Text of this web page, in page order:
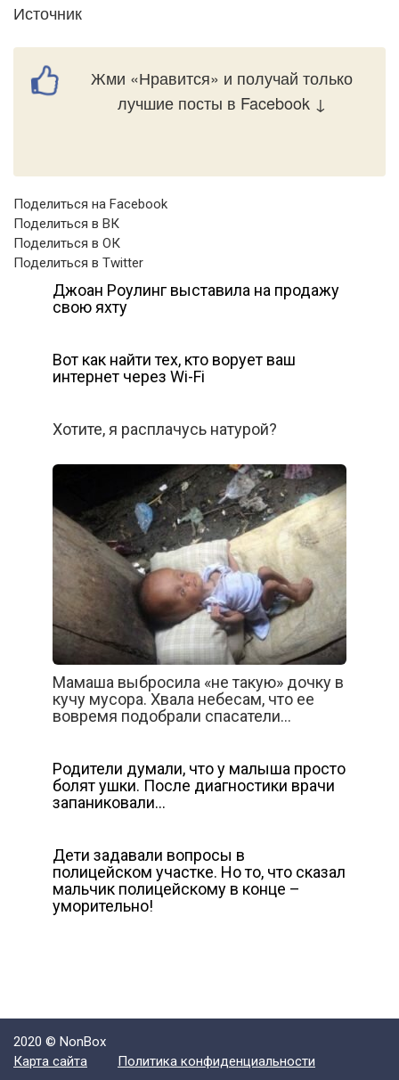
Источник
Жми «Нравится» и получай только
лучшие посты в Facebook ↓
Поделиться на Facebook
Поделиться в ВК
Поделиться в ОК
Поделиться в Twitter
Джоан Роулинг выставила на продажу
свою яхту
Вот как найти тех, кто ворует ваш
интернет через Wi-Fi
Хотите, я расплачусь натурой?
Мамаша выбросила «не такую» дочку в
кучу мусора. Хвала небесам, что ее
вовремя подобрали спасатели…
Родители думали, что у малыша просто
болят ушки. После диагностики врачи
запаниковали…
Дети задавали вопросы в
полицейском участке. Но то, что сказал
мальчик полицейскому в конце –
уморительно!
2020 © NonBox
Карта сайта
Политика конфиденциальности